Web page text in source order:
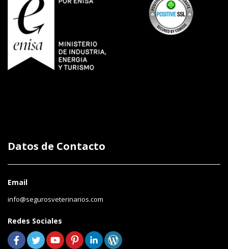
Datos de Contacto
Email
info@segurosveterinarios.com
Redes Sociales